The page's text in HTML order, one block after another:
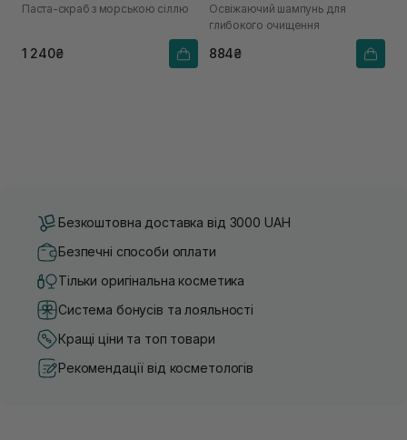
Паста-скраб з морською сіллю
1 240₴
Освіжаючий шампунь для
глибокого очищення
884₴
Безкоштовна доставка від 3000 UAH
Безпечні способи оплати
Тільки оригінальна косметика
Система бонусів та лояльності
Кращі ціни та топ товари
Рекомендації від косметологів